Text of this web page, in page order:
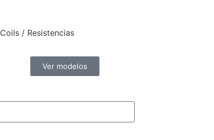
Coils / Resistencias
Ver modelos